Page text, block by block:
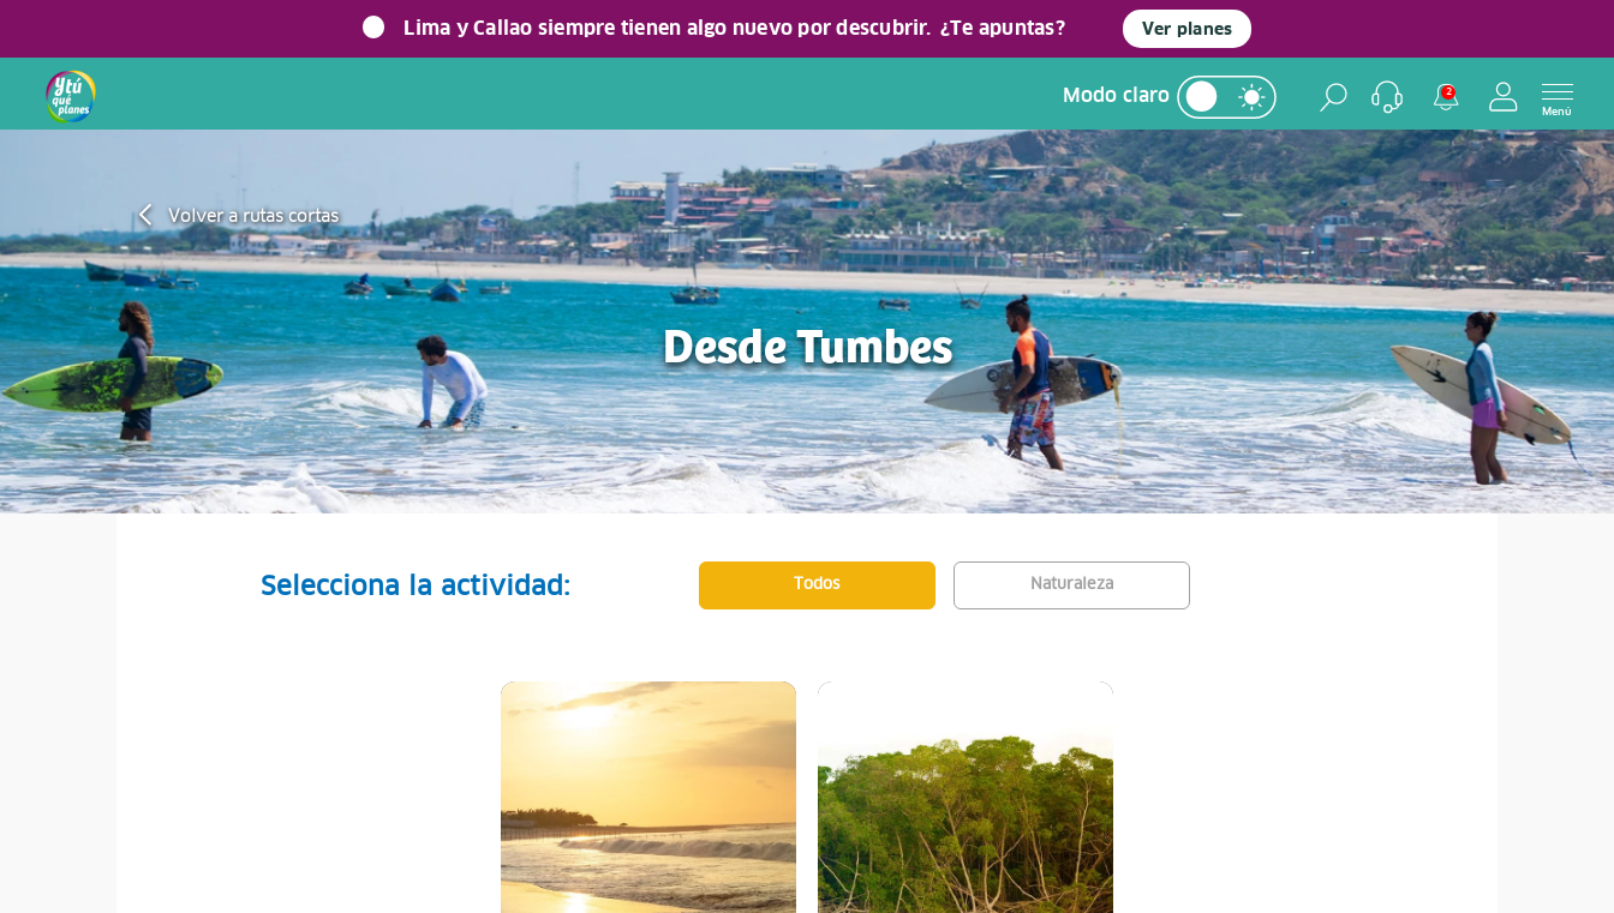
Lima y Callao siempre tienen algo nuevo por descubrir. ¿Te apuntas? Ver planes
Modo claro 2
Menú
Volver a rutas cortas
Desde Tumbes
Selecciona la actividad: Todos Naturaleza